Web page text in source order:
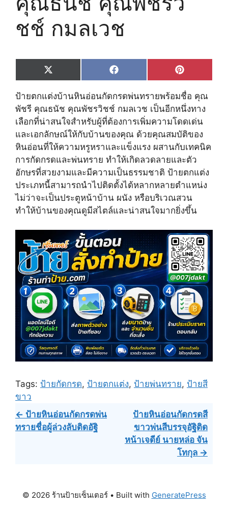
ชช์ กมลเวช
Share
on
X
(
T
w
i
t
t
e
r
)
Share
on
F
a
e
b
o
k
Share
on
P
i
n
t
e
e
s
t
ป้ายตกแต่งบ้านหินอ่อนกัดกรดพ่นทรายพร้อมชื่อ คุณ
พัชรี คุณธนัช คุณพัชรวิชช์ กมลเวช เป็นอีกหนึ่งทาง
เลือกที่น่าสนใจสำหรับผู้ที่ต้องการเพิ่มความโดดเด่น
และเอกลักษณ์ให้กับบ้านของคุณ ด้วยคุณสมบัติของ
หินอ่อนที่ให้ความหรูหราและแข็งแรง ผสานกับเทคนิค
การกัดกรดและพ่นทราย ทำให้เกิดลวดลายและตัว
อักษรที่สวยงามและมีความเป็นธรรมชาติ ป้ายตกแต่ง
ประเภทนี้สามารถนำไปติดตั้งได้หลากหลายตำแหน่ง
ไม่ว่าจะเป็นประตูหน้าบ้าน ผนัง หรือบริเวณสวน
ทำให้บ้านของคุณดูมีสไตล์และน่าสนใจมากยิ่งขึ้น
Tags: ป้ายกัดกรด, ป้ายตกแต่ง, ป้ายพ่นทราย, ป้ายสี
ขาว
Post
navigation
← ป้ายหินอ่อนกัดกรดพ่น
ทรายชื่อผู้ล่วงลับติดอัฐิ
ป้ายหินอ่อนกัดกรดสี
ขาวพ่นสีบรรจุอัฐิติด
หน้าเจดีย์ นายหล่อ จัน
โทกุล →
© 2026 ร้านป้ายเซ็นเตอร์• Built with GeneratePress